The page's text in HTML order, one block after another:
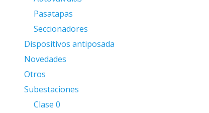
Pasatapas
Seccionadores
Dispositivos antiposada
Novedades
Otros
Subestaciones
Clase 0